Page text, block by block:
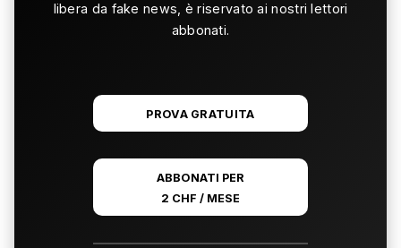
libera da fake news, è riservato ai nostri lettori
abbonati.
PROVA GRATUITA
ABBONATI PER
2 CHF / MESE